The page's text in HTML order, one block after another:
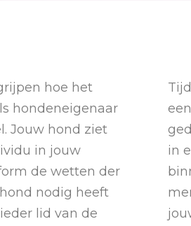
hoe het
hondeneigenaar
Jouw hond ziet
in jouw
de wetten der
nodig heeft
lid van de
in